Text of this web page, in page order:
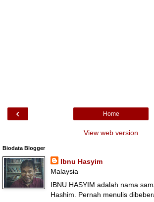
‹ Home
View web version
Biodata Blogger
Ibnu Hasyim
Malaysia
IBNU HASYIM adalah nama
Hashim. Pernah menulis